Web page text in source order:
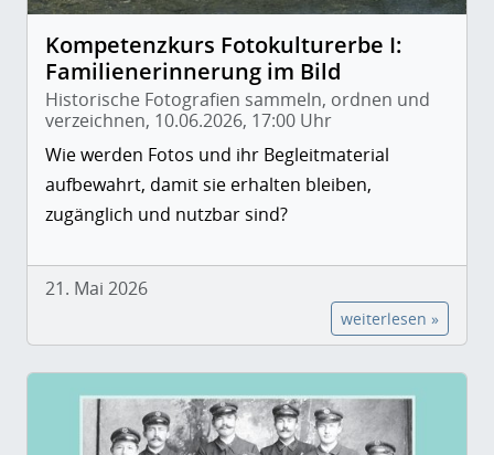
Kompetenzkurs Fotokulturerbe I:
Familienerinnerung im Bild
Historische Fotografien sammeln, ordnen und
verzeichnen, 10.06.2026, 17:00 Uhr
Wie werden Fotos und ihr Begleitmaterial
aufbewahrt, damit sie erhalten bleiben,
zugänglich und nutzbar sind?
21. Mai 2026
weiterlesen »